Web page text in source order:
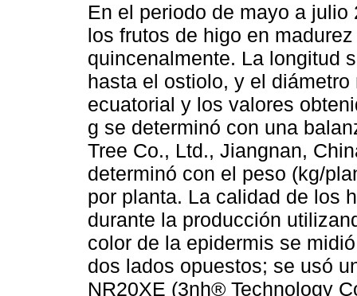
En el periodo de mayo a
los frutos de higo en
quincenalmente. La longitud
hasta el ostiolo, y el
ecuatorial y los valores
g se determinó con una
Tree Co., Ltd., Jiangnan,
determinó con el peso (kg/
por planta. La calidad de los
durante la producción
color de la epidermis se
dos lados opuestos; se usó
NR20XE (3nh® Technology